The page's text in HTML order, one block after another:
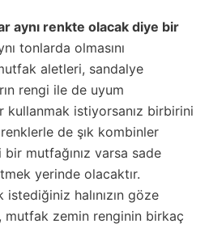
aynı renkte olacak diye bir
tonlarda olmasını
aletleri, sandalye
rengi ile de uyum
kullanmak istiyorsanız birbirini
de şık kombinler
mutfağınız varsa sade
yerinde olacaktır.
istediğiniz halınızın göze
mutfak zemin renginin birkaç